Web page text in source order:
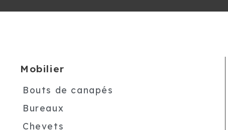
Mobilier
Bouts de canapés
Bureaux
Chevets